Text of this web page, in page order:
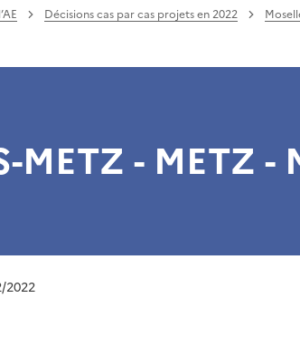
Décisions cas par cas projets en 2022
METZ - METZ -
2022